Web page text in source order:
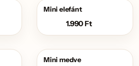
Mini elefánt
1.990Ft
Mini medve